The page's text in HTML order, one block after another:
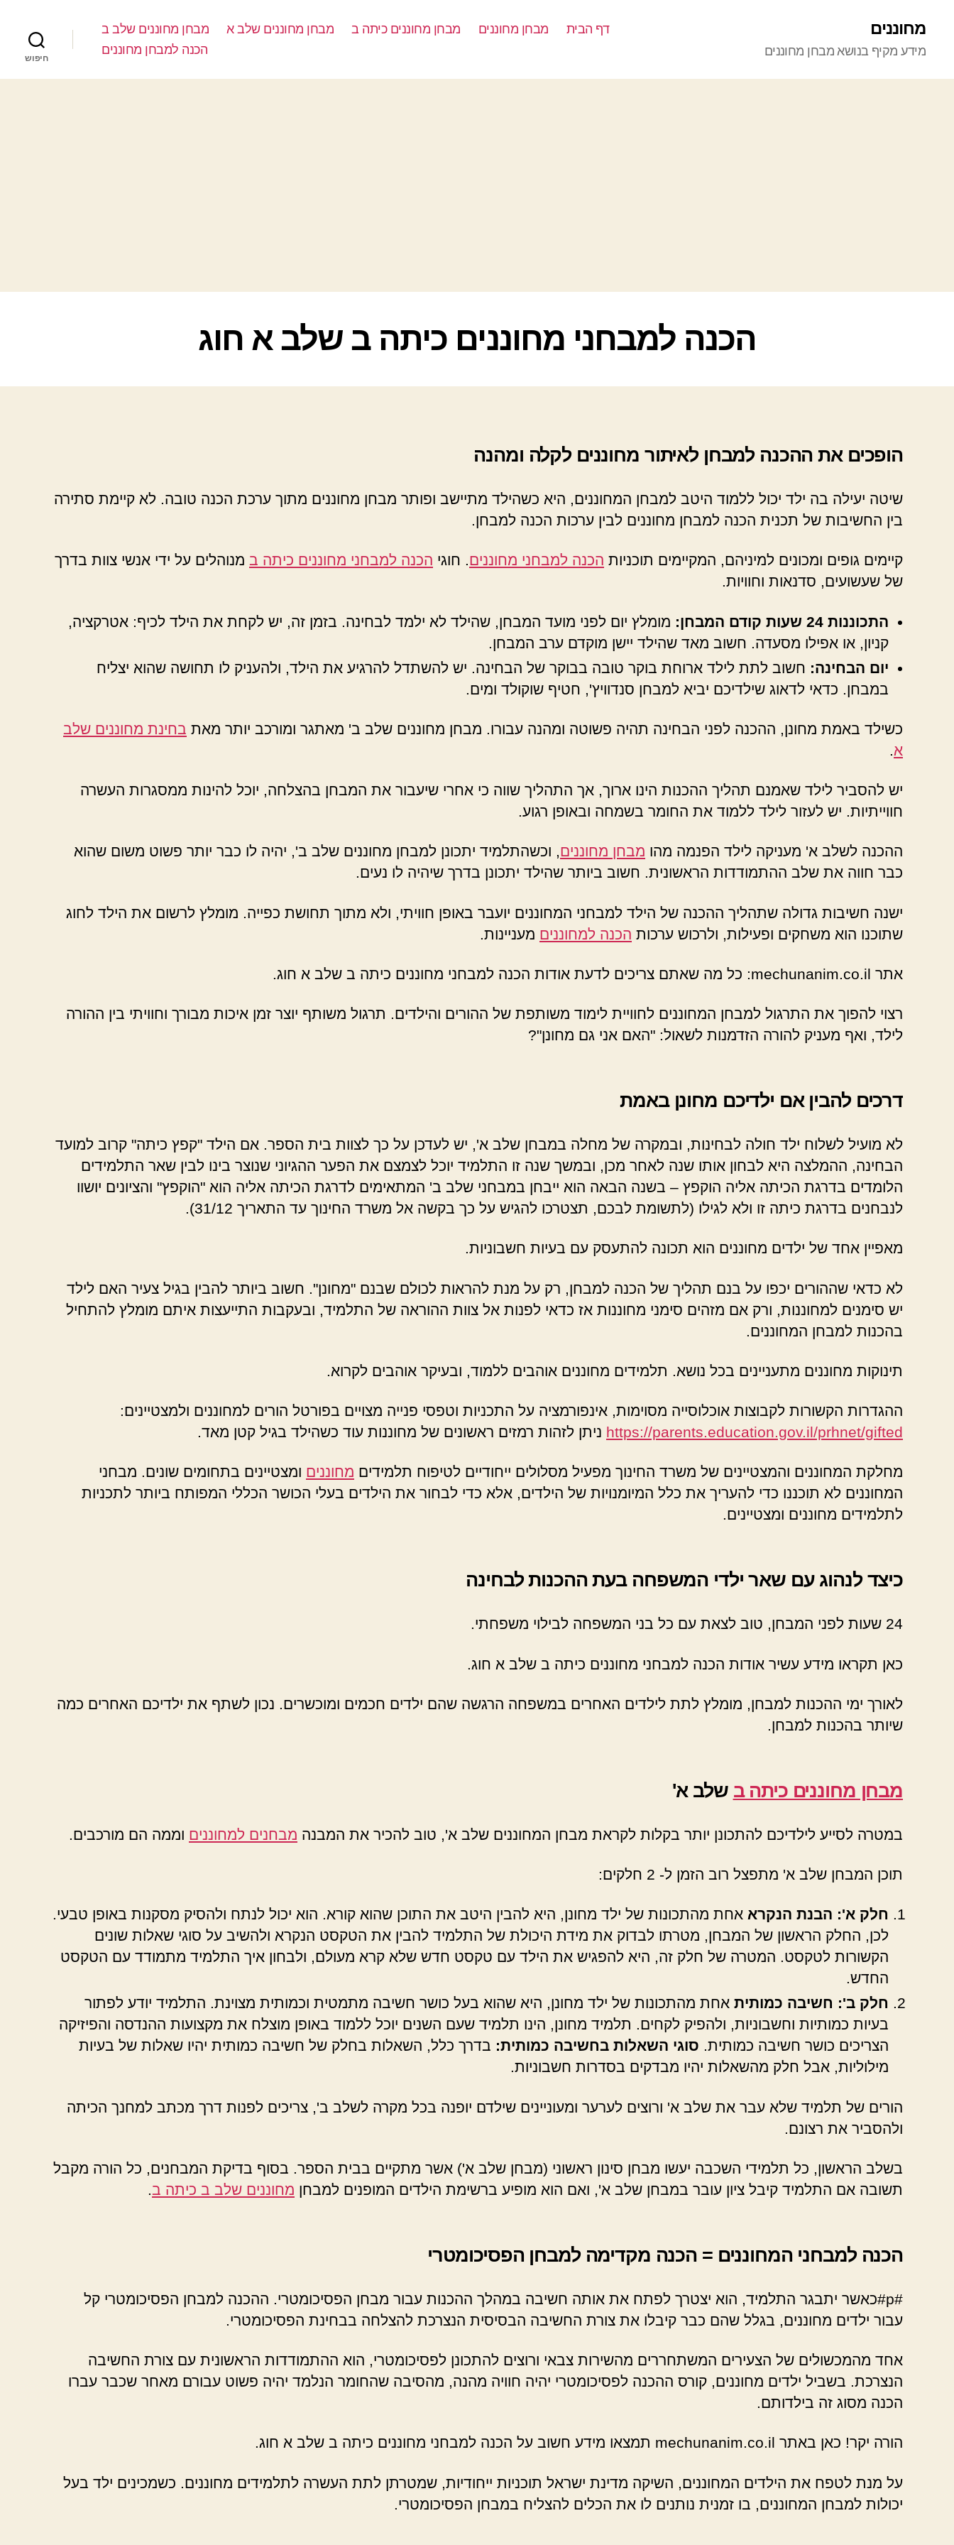
מחוננים
מידע מקיף בנושא מבחן מחוננים
דף הבית מבחן מחוננים מבחן מחוננים כיתה ב מבחן מחוננים שלב א
מבחן מחוננים שלב ב
הכנה למבחן מחוננים
חיפוש
קטגוריות
הכנה למבחני מחוננים כיתה ב שלב א חוג
הופכים את ההכנה למבחן לאיתור מחוננים לקלה ומהנה
שיטה יעילה בה ילד יכול ללמוד היטב למבחן המחוננים, היא כשהילד מתיישב ופותר מבחן מחוננים מתוך ערכת הכנה טובה. לא קיימת סתירה
בין החשיבות של תכנית הכנה למבחן מחוננים לבין ערכות הכנה למבחן.
קיימים גופים ומכונים למיניהם, המקיימים תוכניות הכנה למבחני מחוננים. חוגי הכנה למבחני מחוננים כיתה ב מנוהלים על ידי אנשי צוות בדרך
של שעשועים, סדנאות וחוויות.
התכוננות 24 שעות קודם המבחן:
מומלץ יום לפני מועד המבחן, שהילד לא ילמד לבחינה. בזמן זה, יש לקחת את הילד לכיף: אטרקציה,
קניון, או אפילו מסעדה. חשוב מאד שהילד יישן מוקדם ערב המבחן.
יום הבחינה: חשוב לתת לילד ארוחת בוקר טובה בבוקר של הבחינה. יש להשתדל להרגיע את הילד, ולהעניק לו תחושה שהוא יצליח
במבחן. כדאי לדאוג שילדיכם יביא למבחן סנדוויץ', חטיף שוקולד ומים.
כשילד באמת מחונן, ההכנה לפני הבחינה תהיה פשוטה ומהנה עבורו. מבחן מחוננים שלב ב' מאתגר ומורכב יותר מאת בחינת מחוננים שלב
א.
יש להסביר לילד שאמנם תהליך ההכנות הינו ארוך, אך התהליך שווה כי אחרי שיעבור את המבחן בהצלחה, יוכל להינות ממסגרות העשרה
חווייתיות. יש לעזור לילד ללמוד את החומר בשמחה ובאופן רגוע.
ההכנה לשלב א' מעניקה לילד הפנמה מהו מבחן מחוננים, וכשהתלמיד יתכונן למבחן מחוננים שלב ב', יהיה לו כבר יותר פשוט משום שהוא
כבר חווה את שלב ההתמודדות הראשונית. חשוב ביותר שהילד יתכונן בדרך שיהיה לו נעים.
ישנה חשיבות גדולה שתהליך ההכנה של הילד למבחני המחוננים יועבר באופן חוויתי, ולא מתוך תחושת כפייה. מומלץ לרשום את הילד לחוג
שתוכנו הוא משחקים ופעילות, ולרכוש ערכות הכנה למחוננים מעניינות.
אתר mechunanim.co.il: כל מה שאתם צריכים לדעת אודות הכנה למבחני מחוננים כיתה ב שלב א חוג.
רצוי להפוך את התרגול למבחן המחוננים לחוויית לימוד משותפת של ההורים והילדים. תרגול משותף יוצר זמן איכות מבורך וחוויתי בין ההורה
לילד, ואף מעניק להורה הזדמנות לשאול: "האם אני גם מחונן"?
דרכים להבין אם ילדיכם מחונן באמת
לא מועיל לשלוח ילד חולה לבחינות, ובמקרה של מחלה במבחן שלב א', יש לעדכן על כך לצוות בית הספר. אם הילד "קפץ כיתה" קרוב למועד
הבחינה, ההמלצה היא לבחון אותו שנה לאחר מכן, ובמשך שנה זו התלמיד יוכל לצמצם את הפער ההגיוני שנוצר בינו לבין שאר התלמידים
הלומדים בדרגת הכיתה אליה הוקפץ – בשנה הבאה הוא ייבחן במבחני שלב ב' המתאימים לדרגת הכיתה אליה הוא "הוקפץ" והציונים יושוו
לנבחנים בדרגת כיתה זו ולא לגילו (לתשומת לבכם, תצטרכו להגיש על כך בקשה אל משרד החינוך עד התאריך 31/12).
מאפיין אחד של ילדים מחוננים הוא תכונה להתעסק עם בעיות חשבוניות.
לא כדאי שההורים יכפו על בנם תהליך של הכנה למבחן, רק על מנת להראות לכולם שבנם "מחונן". חשוב ביותר להבין בגיל צעיר האם לילד
יש סימנים למחוננות, ורק אם מזהים סימני מחוננות אז כדאי לפנות אל צוות ההוראה של התלמיד, ובעקבות התייעצות איתם מומלץ להתחיל
בהכנות למבחן המחוננים.
תינוקות מחוננים מתעניינים בכל נושא. תלמידים מחוננים אוהבים ללמוד, ובעיקר אוהבים לקרוא.
ההגדרות הקשורות לקבוצות אוכלוסייה מסוימות, אינפורמציה על התכניות וטפסי פנייה מצויים בפורטל הורים למחוננים ולמצטיינים:
https://parents.education.gov.il/prhnet/gifted ניתן לזהות רמזים ראשונים של מחוננות עוד כשהילד בגיל קטן מאד.
מחלקת המחוננים והמצטיינים של משרד החינוך מפעיל מסלולים ייחודיים לטיפוח תלמידים מחוננים ומצטיינים בתחומים שונים. מבחני
המחוננים לא תוכננו כדי להעריך את כלל המיומנויות של הילדים, אלא כדי לבחור את הילדים בעלי הכושר הכללי המפותח ביותר לתכניות
לתלמידים מחוננים ומצטיינים.
כיצד לנהוג עם שאר ילדי המשפחה בעת ההכנות לבחינה
24 שעות לפני המבחן, טוב לצאת עם כל בני המשפחה לבילוי משפחתי.
כאן תקראו מידע עשיר אודות הכנה למבחני מחוננים כיתה ב שלב א חוג.
לאורך ימי ההכנות למבחן, מומלץ לתת לילדים האחרים במשפחה הרגשה שהם ילדים חכמים ומוכשרים. נכון לשתף את ילדיכם האחרים כמה
שיותר בהכנות למבחן.
מבחן מחוננים כיתה ב שלב א'
במטרה לסייע לילדיכם להתכונן יותר בקלות לקראת מבחן המחוננים שלב א', טוב להכיר את המבנה מבחנים למחוננים וממה הם מורכבים.
תוכן המבחן שלב א' מתפצל רוב הזמן ל- 2 חלקים:
חלק א': הבנת הנקרא אחת מהתכונות של ילד מחונן, היא להבין היטב את התוכן שהוא קורא. הוא יכול לנתח ולהסיק מסקנות באופן טבעי.
לכן, החלק הראשון של המבחן, מטרתו לבדוק את מידת היכולת של התלמיד להבין את הטקסט הנקרא ולהשיב על סוגי שאלות שונים
הקשורות לטקסט. המטרה של חלק זה, היא להפגיש את הילד עם טקסט חדש שלא קרא מעולם, ולבחון איך התלמיד מתמודד עם הטקסט
החדש.
חלק ב': חשיבה כמותית אחת מהתכונות של ילד מחונן, היא שהוא בעל כושר חשיבה מתמטית וכמותית מצוינת. התלמיד יודע לפתור
בעיות כמותיות וחשבוניות, ולהפיק לקחים. תלמיד מחונן, הינו תלמיד שעם השנים יוכל ללמוד באופן מוצלח את מקצועות ההנדסה והפיזיקה
הצריכים כושר חשיבה כמותית. סוגי השאלות בחשיבה כמותית: בדרך כלל, השאלות בחלק של חשיבה כמותית יהיו שאלות של בעיות
מילוליות, אבל חלק מהשאלות יהיו מבדקים בסדרות חשבוניות.
הורים של תלמיד שלא עבר את שלב א' ורוצים לערער ומעוניינים שילדם יופנה בכל מקרה לשלב ב', צריכים לפנות דרך מכתב למחנך הכיתה
ולהסביר את רצונם.
בשלב הראשון, כל תלמידי השכבה יעשו מבחן סינון ראשוני (מבחן שלב א') אשר מתקיים בבית הספר. בסוף בדיקת המבחנים, כל הורה מקבל
תשובה אם התלמיד קיבל ציון עובר במבחן שלב א', ואם הוא מופיע ברשימת הילדים המופנים למבחן מחוננים שלב ב כיתה ב.
הכנה למבחני המחוננים = הכנה מקדימה למבחן הפסיכומטרי
#p#כאשר יתבגר התלמיד, הוא יצטרך לפתח את אותה חשיבה במהלך ההכנות עבור מבחן הפסיכומטרי. ההכנה למבחן הפסיכומטרי קל
עבור ילדים מחוננים, בגלל שהם כבר קיבלו את צורת החשיבה הבסיסית הנצרכת להצלחה בבחינת הפסיכומטרי.
אחד מהמכשולים של הצעירים המשתחררים מהשירות צבאי ורוצים להתכונן לפסיכומטרי, הוא ההתמודדות הראשונית עם צורת החשיבה
הנצרכת. בשביל ילדים מחוננים, קורס ההכנה לפסיכומטרי יהיה חוויה מהנה, מהסיבה שהחומר הנלמד יהיה פשוט עבורם מאחר שכבר עברו
הכנה מסוג זה בילדותם.
הורה יקר! כאן באתר mechunanim.co.il תמצאו מידע חשוב על הכנה למבחני מחוננים כיתה ב שלב א חוג.
על מנת לטפח את הילדים המחוננים, השיקה מדינת ישראל תוכניות ייחודיות, שמטרתן לתת העשרה לתלמידים מחוננים. כשמכינים ילד בעל
יכולות למבחן המחוננים, בו זמנית נותנים לו את הכלים להצליח במבחן הפסיכומטרי.